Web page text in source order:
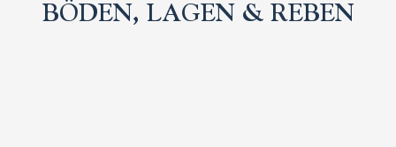
BÖDEN, LAGEN & REBEN